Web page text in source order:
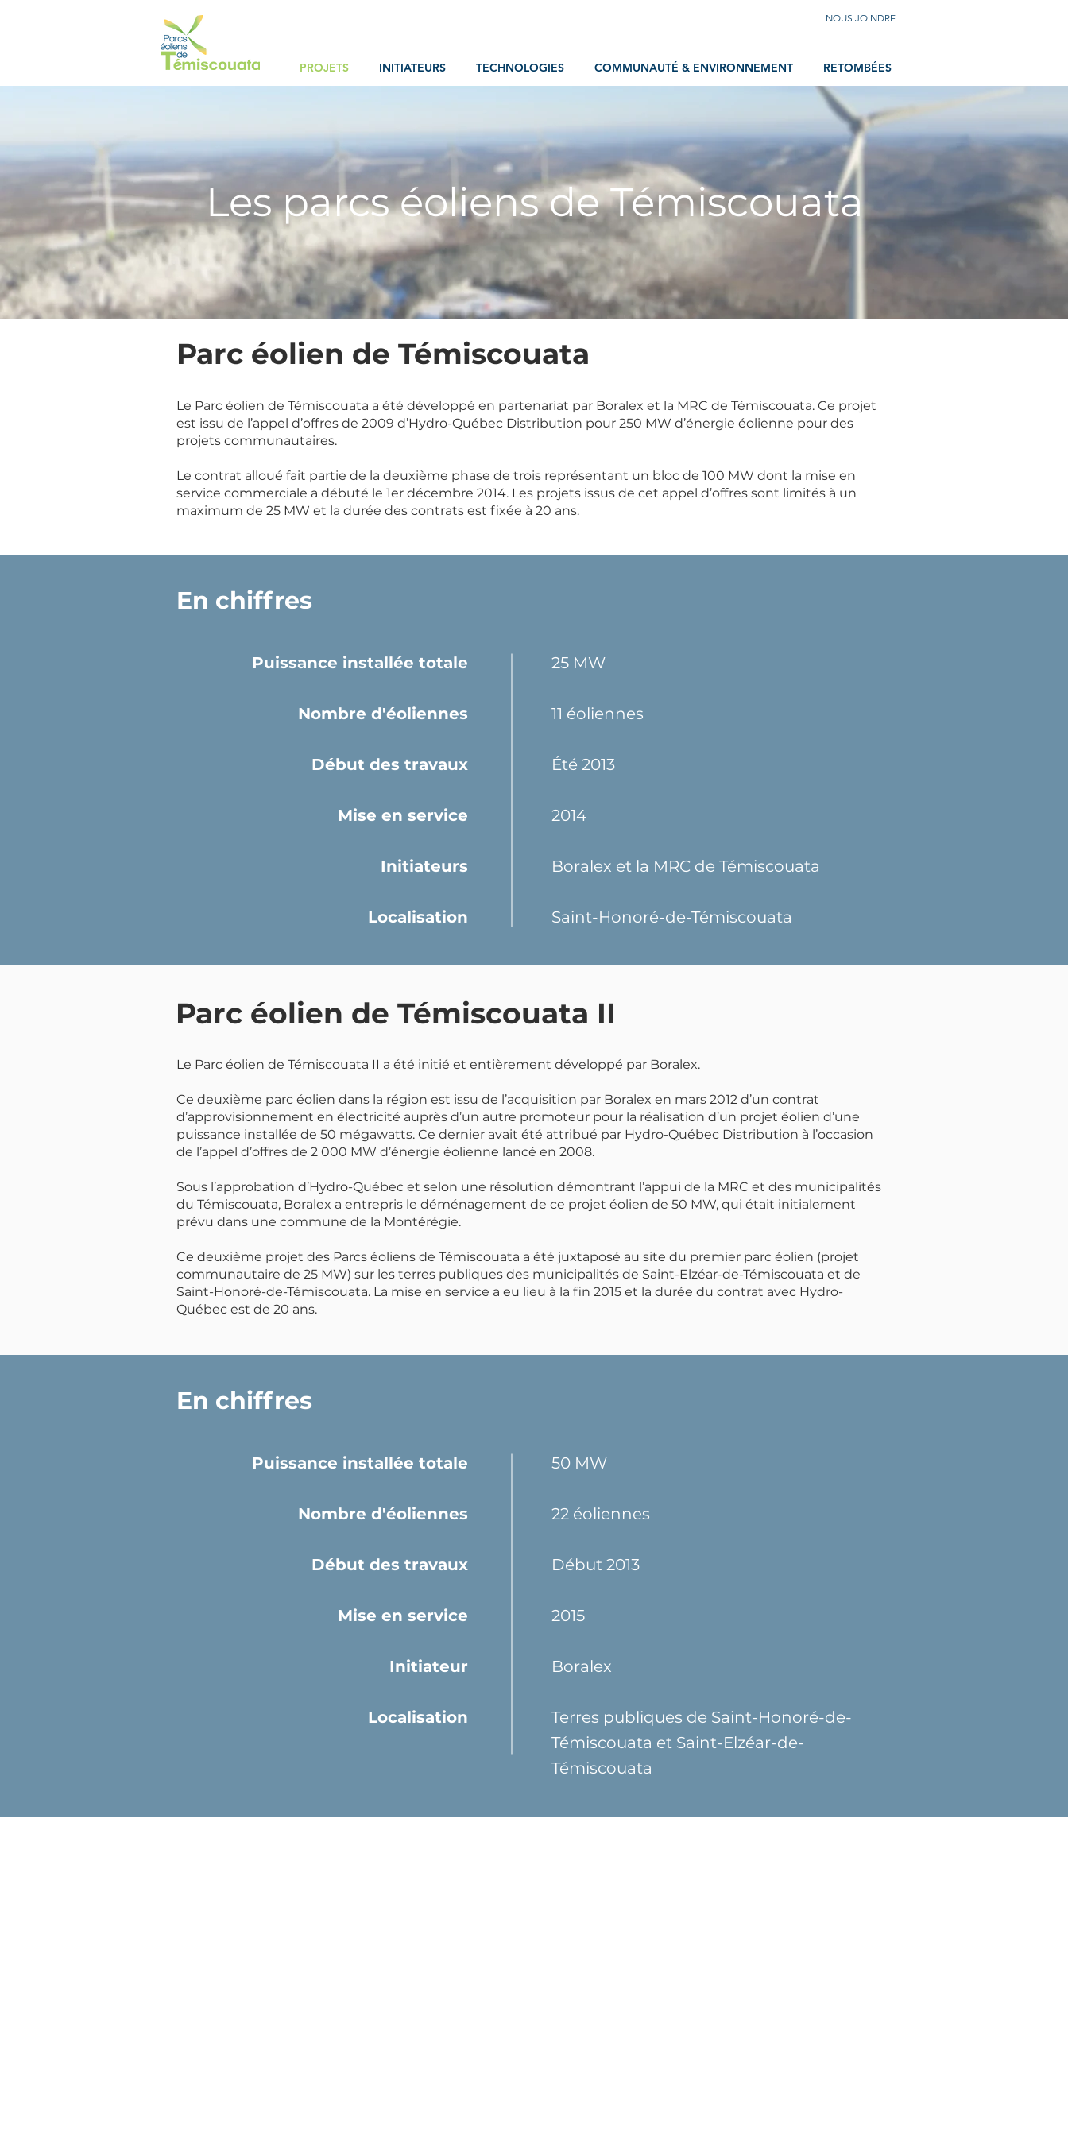
NOUS JOINDRE
PROJETS INITIATEURS TECHNOLOGIES COMMUNAUTÉ & ENVIRONNEMENT RETOMBÉES
Les parcs éoliens de Témiscouata
Parc éolien de Témiscouata
Le Parc éolien de Témiscouata a été développé en partenariat par Boralex et la MRC de Témiscouata. Ce projet
est issu de l’appel d’offres de 2009 d’Hydro-Québec Distribution pour 250 MW d’énergie éolienne pour des
projets communautaires.
Le contrat alloué fait partie de la deuxième phase de trois représentant un bloc de 100 MW dont la mise en
service commerciale a débuté le 1er décembre 2014. Les projets issus de cet appel d’offres sont limités à un
maximum de 25 MW et la durée des contrats est fixée à 20 ans.
En chiffres
Puissance installée totale
Nombre d'éoliennes
Début des travaux
Mise en service
Initiateurs
Localisation
25 MW
11 éoliennes
Été 2013
2014
Boralex et la MRC de Témiscouata
Saint-Honoré-de-Témiscouata
Parc éolien de Témiscouata II
Le Parc éolien de Témiscouata II a été initié et entièrement développé par Boralex.
Ce deuxième parc éolien dans la région est issu de l’acquisition par Boralex en mars 2012 d’un contrat
d’approvisionnement en électricité auprès d’un autre promoteur pour la réalisation d’un projet éolien d’une
puissance installée de 50 mégawatts. Ce dernier avait été attribué par Hydro-Québec Distribution à l’occasion
de l’appel d’offres de 2 000 MW d’énergie éolienne lancé en 2008.
Sous l’approbation d’Hydro-Québec et selon une résolution démontrant l’appui de la MRC et des municipalités
du Témiscouata, Boralex a entrepris le déménagement de ce projet éolien de 50 MW, qui était initialement
prévu dans une commune de la Montérégie.
Ce deuxième projet des Parcs éoliens de Témiscouata a été juxtaposé au site du premier parc éolien (projet
communautaire de 25 MW) sur les terres publiques des municipalités de Saint-Elzéar-de-Témiscouata et de
Saint-Honoré-de-Témiscouata. La mise en service a eu lieu à la fin 2015 et la durée du contrat avec Hydro-
Québec est de 20 ans.
En chiffres
Puissance installée totale
Nombre d'éoliennes
Début des travaux
Mise en service
Initiateur
Localisation
50 MW
22 éoliennes
Début 2013
2015
Boralex
Terres publiques de Saint-Honoré-de-
Témiscouata et Saint-Elzéar-de-
Témiscouata